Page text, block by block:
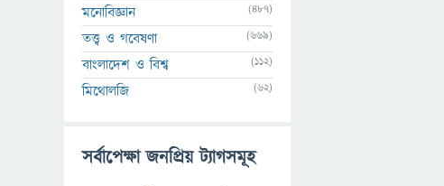
মনোবিজ্ঞান (487)
তত্ত্ব ও গবেষণা (669)
বাংলাদেশ ও বিশ্ব (112)
মিথোলজি (62)
সর্বাপেক্ষা জনপ্রিয় ট্যাগসমূহ